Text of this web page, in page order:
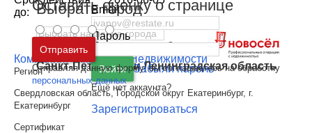
Выбрать город
Москва и
Московская область
Санкт-Петербург иЛенинградская область
Email
Пароль
Войти Забыли пароль
Ещё нет аккаунта?
Зарегистрироваться
до:
Компания: "Академия Недвижимости"
Регион
Свердловская область, Городской округ Екатеринбург, г.
Екатеринбург
Сертификат
Оставить оценку о странице
Отправить
Отправляя данную форму, вы соглашаетесь на обработку
персональных данных